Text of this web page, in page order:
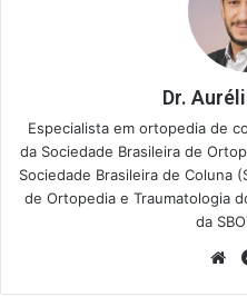
Dr.
Especialista em ortopedia de
da Sociedade Brasileira de
Sociedade Brasileira de Coluna
de Ortopedia e Traumatologia
da